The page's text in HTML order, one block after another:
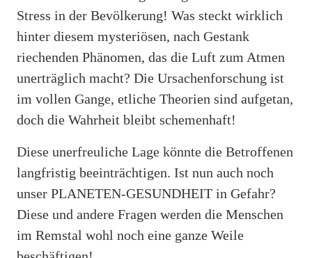
Stress in der Bevölkerung! Was steckt wirklich
hinter diesem mysteriösen, nach Gestank
riechenden Phänomen, das die Luft zum Atmen
unerträglich macht? Die Ursachenforschung ist
im vollen Gange, etliche Theorien sind aufgetan,
doch die Wahrheit bleibt schemenhaft!
Diese unerfreuliche Lage könnte die Betroffenen
langfristig beeinträchtigen. Ist nun auch noch
unser PLANETEN-GESUNDHEIT in Gefahr?
Diese und andere Fragen werden die Menschen
im Remstal wohl noch eine ganze Weile